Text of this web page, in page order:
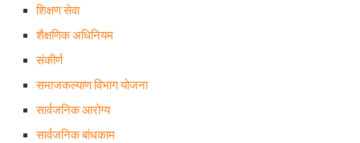
शिक्षण सेवा
शैक्षणिक अधिनियम
संकीर्ण
समाजकल्याण विभाग योजना
सार्वजनिक आरोग्य
सार्वजनिक बांधकाम